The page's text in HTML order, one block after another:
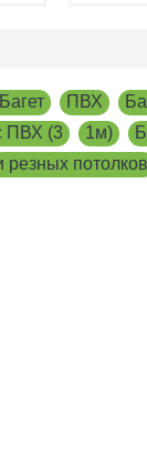
ПВХ
ПВХ (3
1м)
резных потолков